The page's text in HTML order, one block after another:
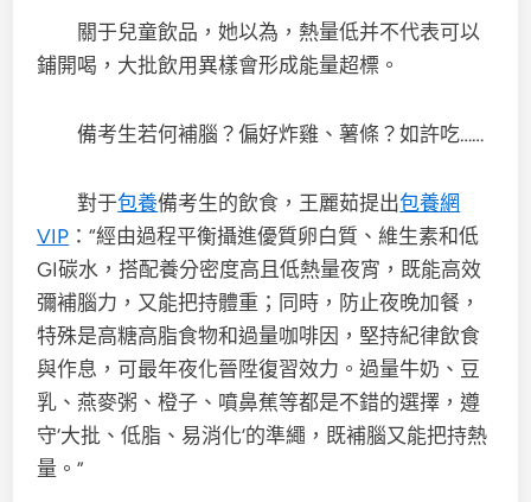
關于兒童飲品，她以為，熱量低并不代表可以
鋪開喝，大批飲用異樣會形成能量超標。
備考生若何補腦？偏好炸雞、薯條？如許吃……
對于包養備考生的飲食，王麗茹提出包養網
VIP ：“經由過程平衡攝進優質卵白質、維生素和低
GI碳水，搭配養分密度高且低熱量夜宵，既能高效
彌補腦力，又能把持體重；同時，防止夜晚加餐，
特殊是高糖高脂食物和過量咖啡因，堅持紀律飲食
與作息，可最年夜化晉陞復習效力。過量牛奶、豆
乳、燕麥粥、橙子、噴鼻蕉等都是不錯的選擇，遵
守‘大批、低脂、易消化’的準繩，既補腦又能把持熱
量。”